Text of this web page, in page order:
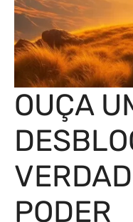
OUÇA
PODER